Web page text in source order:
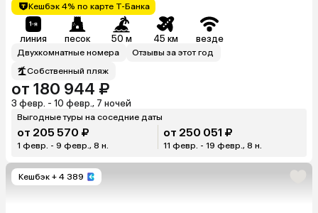
Кешбэк 4% по карте Т-Банка
линия песок 50 м 45 км везде
Двухкомнатные номера
Отзывы за этот год
Собственный пляж
от 180 944 ₽
3 февр. - 10 февр., 7 ночей
Выгодные туры на соседние даты
от 205 570 ₽
1 февр. - 9 февр., 8 н.
от 250 051 ₽
11 февр. - 19 февр., 8 н.
Кешбэк + 4 389